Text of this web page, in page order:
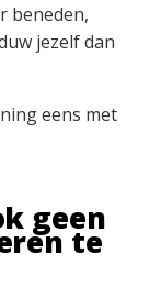
beneden,
jezelf dan
eens met
geen
te